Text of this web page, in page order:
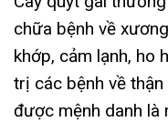
chữa bệnh về
khớp, cảm lạnh, ho
trị các bệnh về
được mệnh danh